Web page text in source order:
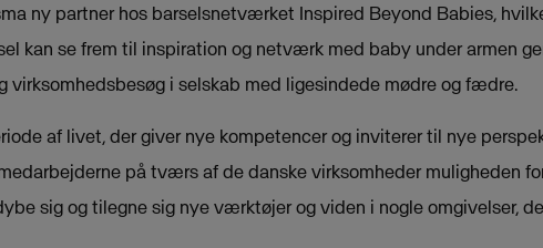
ny partner hos barselsnetværket Inspired Beyond Babies,
kan se frem til inspiration og netværk med baby under armen
virksomhedsbesøg i selskab med ligesindede mødre og fædre.
af livet, der giver nye kompetencer og inviterer til nye
på tværs af de danske virksomheder muligheden
sig og tilegne sig nye værktøjer og viden i nogle omgivelser,